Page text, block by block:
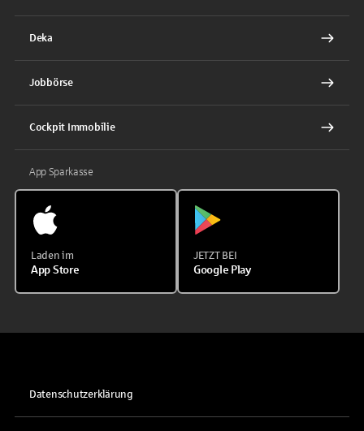
Deka
Jobbörse
Cockpit Immobilie
App Sparkasse
Laden im
App Store
JETZT BEI
Google Play
Datenschutzerklärung